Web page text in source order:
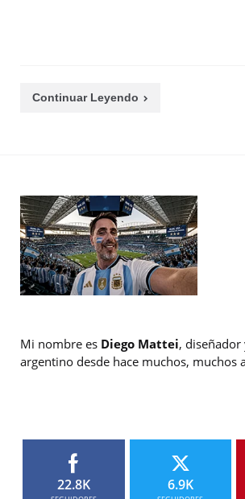
Continuar Leyendo
Mi nombre es Diego Mattei,
argentino desde hace muchos, muchos
22.8K 6.9K